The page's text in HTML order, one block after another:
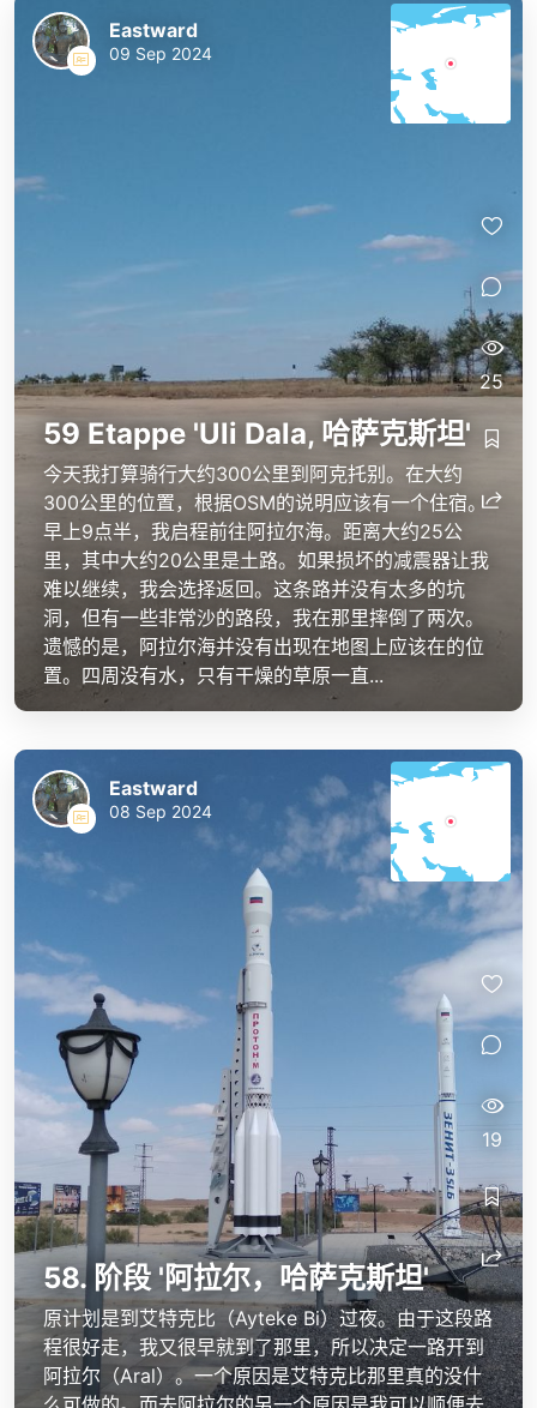
59 Etappe 'Uli Dala, 哈萨克斯坦'
今天我打算骑行大约300公里到阿克托别。在大约
300公里的位置，根据OSM的说明应该有一个住宿。
早上9点半，我启程前往阿拉尔海。距离大约25公
里，其中大约20公里是土路。如果损坏的减震器让我
难以继续，我会选择返回。这条路并没有太多的坑
洞，但有一些非常沙的路段，我在那里摔倒了两次。
遗憾的是，阿拉尔海并没有出现在地图上应该在的位
置。四周没有水，只有干燥的草原一直...
Eastward
09 Sep 2024
25
58. 阶段 '阿拉尔，哈萨克斯坦'
原计划是到艾特克比（Ayteke Bi）过夜。由于这段路
程很好走，我又很早就到了那里，所以决定一路开到
阿拉尔（Aral）。一个原因是艾特克比那里真的没什
Eastward
08 Sep 2024
19